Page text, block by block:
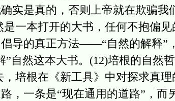
实是真的，否则上帝就在欺骗我
是一本打开的大书，任何不抱偏
倡导的真正方法——“自然的解释”
”自然这本大书。(12)培根的自然
根在《新工具》中对探求真理
，一条是“现在通用的道路”，而